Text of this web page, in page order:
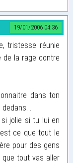
19/01/2006 04:36
tristesse réunie
de la rage contre
dans ton
. .
jolie si tu lui en
ce que tout le
pour des gens
que tout vas aller